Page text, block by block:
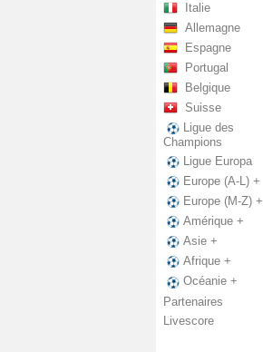
Italie
Allemagne
Espagne
Portugal
Belgique
Suisse
Ligue des
Champions
Ligue Europa
Europe (A-L) +
Europe (M-Z) +
Amérique +
Asie +
Afrique +
Océanie +
Partenaires
Livescore